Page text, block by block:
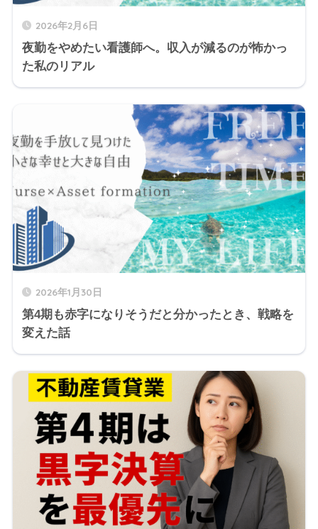
2026年2月6日
夜勤をやめたい看護師へ。収入が減るのが怖かっ
た私のリアル
2026年1月30日
第4期も赤字になりそうだと分かったとき、戦略を
変えた話